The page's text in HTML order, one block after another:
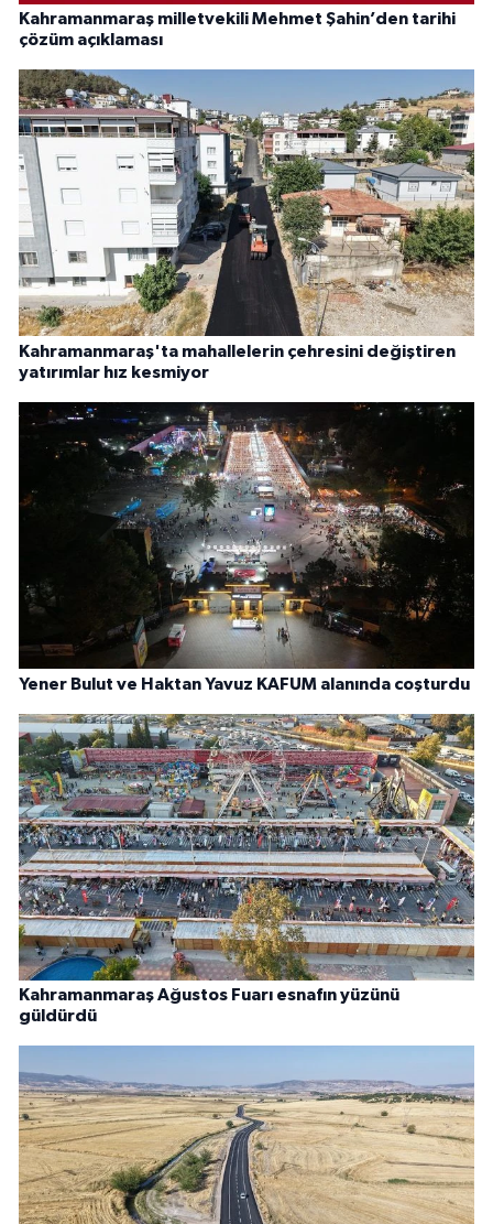
Kahramanmaraş milletvekili Mehmet Şahin’den tarihi
çözüm açıklaması
Kahramanmaraş'ta mahallelerin çehresini değiştiren
yatırımlar hız kesmiyor
Yener Bulut ve Haktan Yavuz KAFUM alanında coşturdu
Kahramanmaraş Ağustos Fuarı esnafın yüzünü
güldürdü